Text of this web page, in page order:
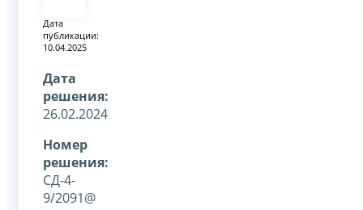
Дата
публикации:
10.04.2025
Дата
решения:
26.02.2024
Номер
решения:
СД-4-
9/2091@